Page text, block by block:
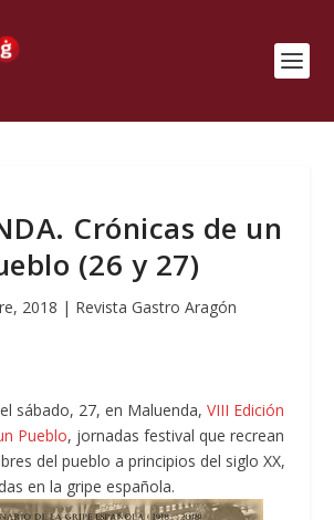
Crónicas de un
(26 y 27)
2018 | Revista Gastro Aragón
sábado, 27, en Maluenda,VIII Edición
Pueblo, jornadas festival que recrean
del pueblo a principios del siglo XX,
en la gripe española.